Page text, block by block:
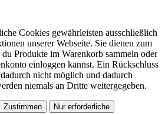
Cookies gewährleisten ausschließlich
unserer Webseite. Sie dienen zum
du Produkte im Warenkorb sammeln oder
einloggen kannst. Ein Rückschluss
nicht möglich und dadurch
niemals an Dritte weitergegeben.
Zustimmen Nur erforderliche